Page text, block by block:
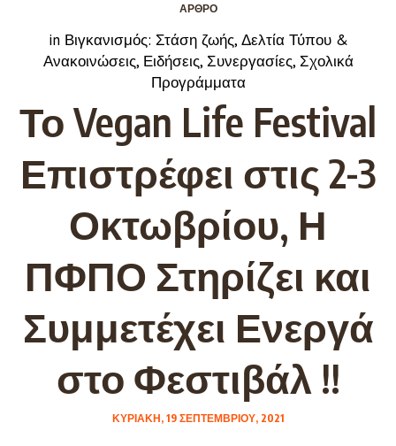
ΆΡΘΡΟ
in Βιγκανισμός: Στάση ζωής, Δελτία Τύπου &
Ανακοινώσεις, Ειδήσεις, Συνεργασίες, Σχολικά
Προγράμματα
Το Vegan Life Festival
Επιστρέφει στις 2-3
Οκτωβρίου, Η
ΠΦΠΟ Στηρίζει και
Συμμετέχει Ενεργά
στο Φεστιβάλ !!
ΚΥΡΙΑΚΉ, 19 ΣΕΠΤΕΜΒΡΊΟΥ, 2021